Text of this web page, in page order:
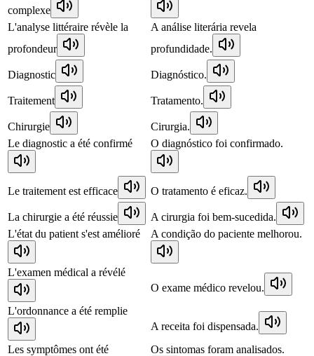
complexe
L'analyse littéraire révèle la
profondeur
A análise literária revela
profundidade.
Diagnostic Diagnóstico.
Traitement Tratamento.
Chirurgie
Cirurgia.
Le diagnostic a été confirmé
O diagnóstico foi confirmado.
Le traitement est efficace O tratamento é eficaz.
La chirurgie a été réussie
A cirurgia foi bem-sucedida.
L'état du patient s'est amélioré
A condição do paciente melhorou.
L'examen médical a révélé
O exame médico revelou.
L'ordonnance a été remplie
A receita foi dispensada.
Les symptômes ont été
Os sintomas foram analisados.